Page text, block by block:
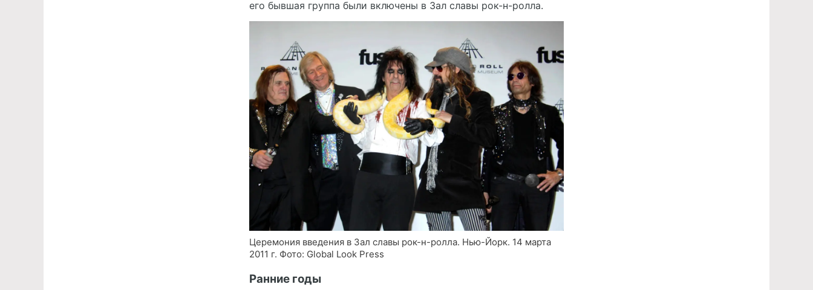
его бывшая группа были включены в Зал славы рок-н-ролла.
Церемония введения в Зал славы рок-н-ролла. Нью-Йорк. 14 марта
2011 г. Фото: Global Look Press
Ранние годы